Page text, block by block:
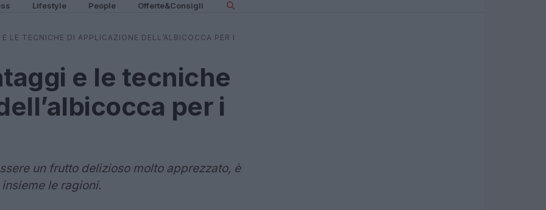
Lifestyle People Offerte&Consigli
LE TECNICHE DI APPLICAZIONE DELL’ALBICOCCA PER I
e le tecniche
per i
un frutto delizioso molto apprezzato, è
le ragioni.